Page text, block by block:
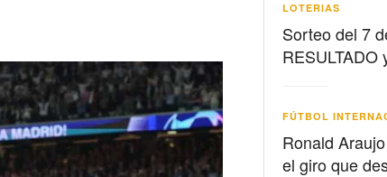
LOTERIAS
Sorteo del 7
RESULTADO
FÚTBOL
Ronald
el giro que